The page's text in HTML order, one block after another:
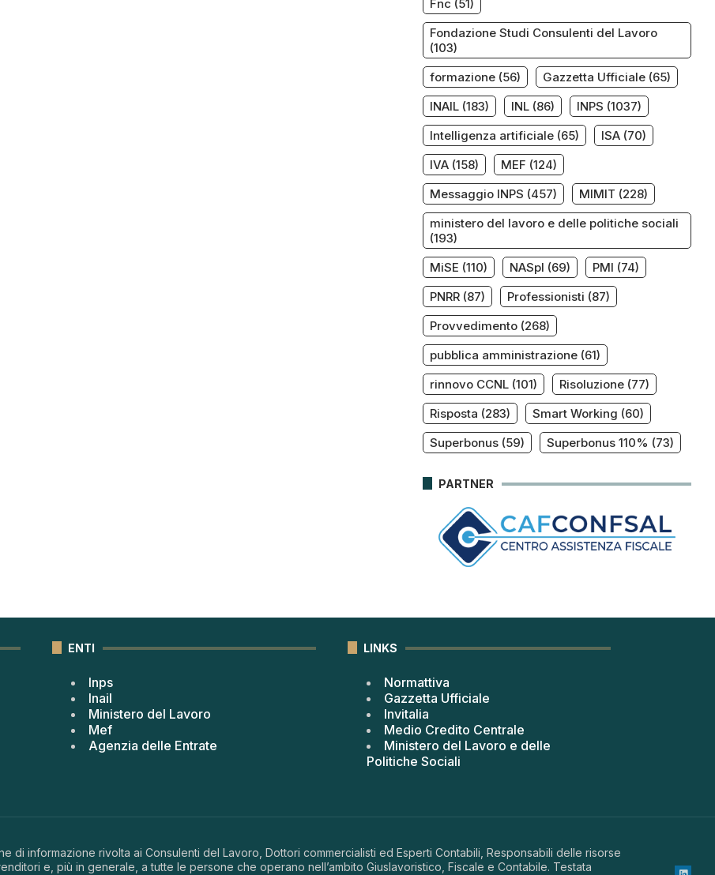
Fnc (51)
Fondazione Studi Consulenti del Lavoro
(103)
formazione(56) Gazzetta Ufficiale(65)
INAIL(183) INL(86) INPS (1037)
Intelligenza artificiale(65) ISA(70)
IVA(158) MEF (124)
Messaggio INPS (457) MIMIT (228)
ministero del lavoro e delle politiche sociali
(193)
MiSE (110) NASpI (69) PMI (74)
PNRR(87) Professionisti (87)
Provvedimento(268)
pubblica amministrazione(61)
rinnovo CCNL(101) Risoluzione(77)
Risposta (283) Smart Working (60)
Superbonus(59) Superbonus 110% (73)
PARTNER
ENTI
Inps
Inail
Ministero del Lavoro
Mef
Agenzia delle Entrate
LINKS
Normattiva
Gazzetta Ufficiale
Invitalia
Medio Credito Centrale
Ministero del Lavoro e delle
Politiche Sociali
di informazione rivolta ai Consulenti del Lavoro, Dottori commercialisti ed Esperti Contabili, Responsabili delle risorse
e, più in generale, a tutte le persone che operano nell’ambito Giuslavoristico, Fiscale e Contabile. Testata